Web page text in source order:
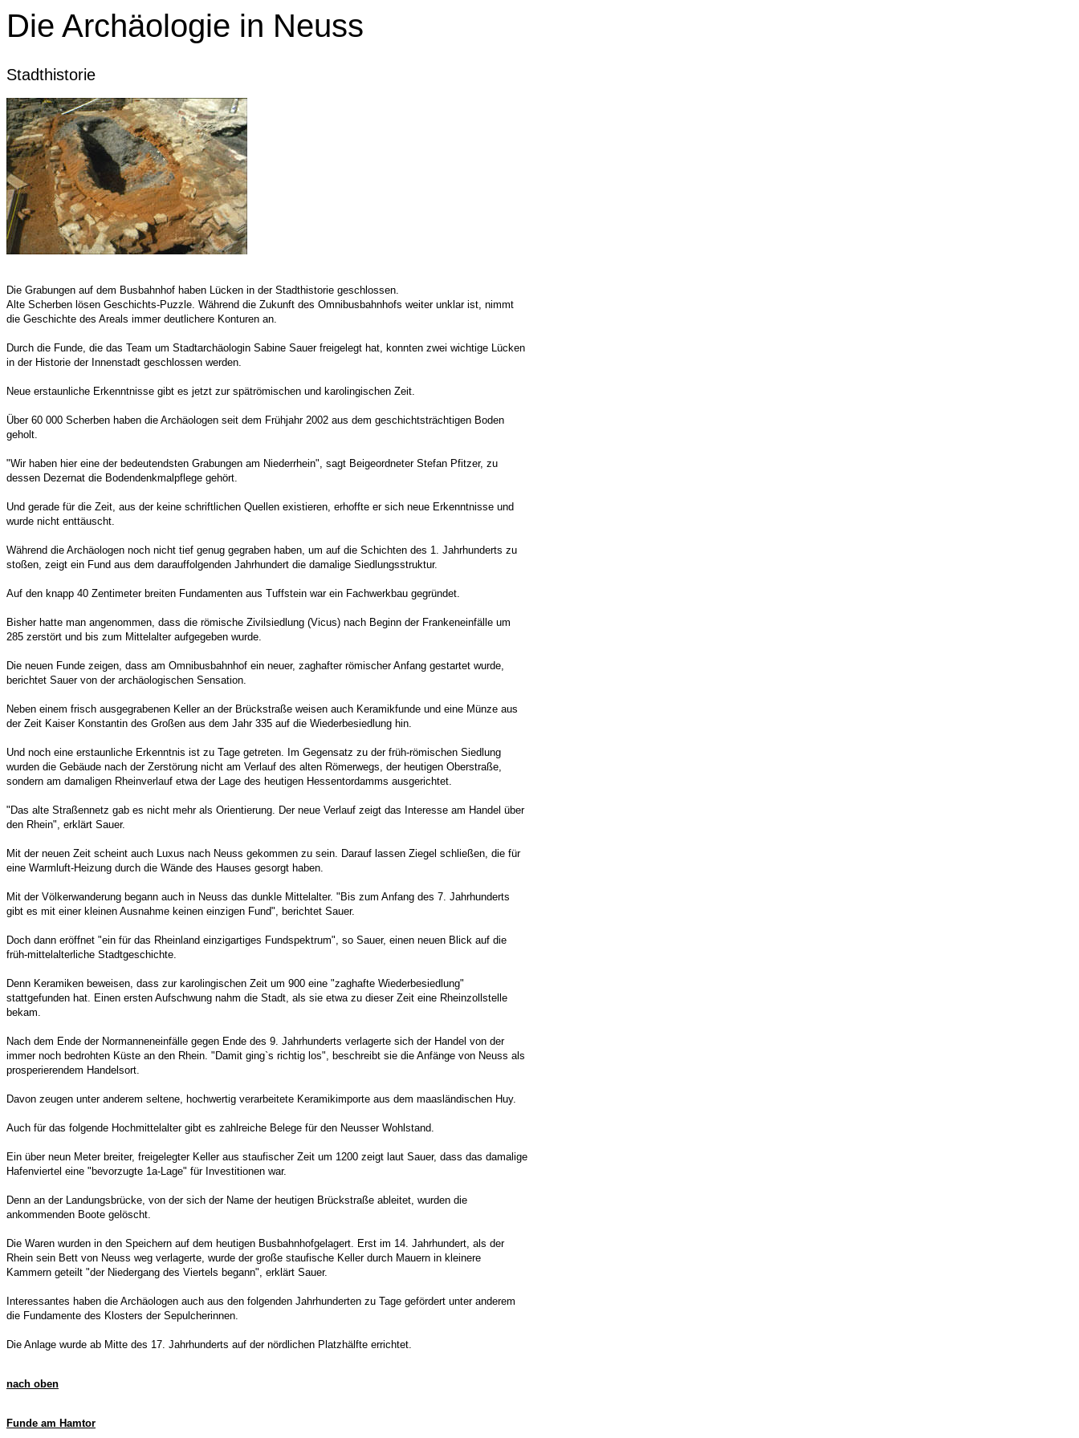
Die Archäologie in Neuss
Stadthistorie
Die Grabungen auf dem Busbahnhof haben Lücken in der Stadthistorie geschlossen.
Alte Scherben lösen Geschichts-Puzzle. Während die Zukunft des Omnibusbahnhofs weiter unklar ist, nimmt
die Geschichte des Areals immer deutlichere Konturen an.
Durch die Funde, die das Team um Stadtarchäologin Sabine Sauer freigelegt hat, konnten zwei wichtige Lücken
in der Historie der Innenstadt geschlossen werden.
Neue erstaunliche Erkenntnisse gibt es jetzt zur spätrömischen und karolingischen Zeit.
Über 60 000 Scherben haben die Archäologen seit dem Frühjahr 2002 aus dem geschichtsträchtigen Boden
geholt.
"Wir haben hier eine der bedeutendsten Grabungen am Niederrhein", sagt Beigeordneter Stefan Pfitzer, zu
dessen Dezernat die Bodendenkmalpflege gehört.
Und gerade für die Zeit, aus der keine schriftlichen Quellen existieren, erhoffte er sich neue Erkenntnisse und
wurde nicht enttäuscht.
Während die Archäologen noch nicht tief genug gegraben haben, um auf die Schichten des 1. Jahrhunderts zu
stoßen, zeigt ein Fund aus dem darauffolgenden Jahrhundert die damalige Siedlungsstruktur.
Auf den knapp 40 Zentimeter breiten Fundamenten aus Tuffstein war ein Fachwerkbau gegründet.
Bisher hatte man angenommen, dass die römische Zivilsiedlung (Vicus) nach Beginn der Frankeneinfälle um
285 zerstört und bis zum Mittelalter aufgegeben wurde.
Die neuen Funde zeigen, dass am Omnibusbahnhof ein neuer, zaghafter römischer Anfang gestartet wurde,
berichtet Sauer von der archäologischen Sensation.
Neben einem frisch ausgegrabenen Keller an der Brückstraße weisen auch Keramikfunde und eine Münze aus
der Zeit Kaiser Konstantin des Großen aus dem Jahr 335 auf die Wiederbesiedlung hin.
Und noch eine erstaunliche Erkenntnis ist zu Tage getreten. Im Gegensatz zu der früh-römischen Siedlung
wurden die Gebäude nach der Zerstörung nicht am Verlauf des alten Römerwegs, der heutigen Oberstraße,
sondern am damaligen Rheinverlauf etwa der Lage des heutigen Hessentordamms ausgerichtet.
"Das alte Straßennetz gab es nicht mehr als Orientierung. Der neue Verlauf zeigt das Interesse am Handel über
den Rhein", erklärt Sauer.
Mit der neuen Zeit scheint auch Luxus nach Neuss gekommen zu sein. Darauf lassen Ziegel schließen, die für
eine Warmluft-Heizung durch die Wände des Hauses gesorgt haben.
Mit der Völkerwanderung begann auch in Neuss das dunkle Mittelalter. "Bis zum Anfang des 7. Jahrhunderts
gibt es mit einer kleinen Ausnahme keinen einzigen Fund", berichtet Sauer.
Doch dann eröffnet "ein für das Rheinland einzigartiges Fundspektrum", so Sauer, einen neuen Blick auf die
früh-mittelalterliche Stadtgeschichte.
Denn Keramiken beweisen, dass zur karolingischen Zeit um 900 eine "zaghafte Wiederbesiedlung"
stattgefunden hat. Einen ersten Aufschwung nahm die Stadt, als sie etwa zu dieser Zeit eine Rheinzollstelle
bekam.
Nach dem Ende der Normanneneinfälle gegen Ende des 9. Jahrhunderts verlagerte sich der Handel von der
immer noch bedrohten Küste an den Rhein. "Damit ging`s richtig los", beschreibt sie die Anfänge von Neuss als
prosperierendem Handelsort.
Davon zeugen unter anderem seltene, hochwertig verarbeitete Keramikimporte aus dem maasländischen Huy.
Auch für das folgende Hochmittelalter gibt es zahlreiche Belege für den Neusser Wohlstand.
Ein über neun Meter breiter, freigelegter Keller aus staufischer Zeit um 1200 zeigt laut Sauer, dass das damalige
Hafenviertel eine "bevorzugte 1a-Lage" für Investitionen war.
Denn an der Landungsbrücke, von der sich der Name der heutigen Brückstraße ableitet, wurden die
ankommenden Boote gelöscht.
Die Waren wurden in den Speichern auf dem heutigen Busbahnhofgelagert. Erst im 14. Jahrhundert, als der
Rhein sein Bett von Neuss weg verlagerte, wurde der große staufische Keller durch Mauern in kleinere
Kammern geteilt "der Niedergang des Viertels begann", erklärt Sauer.
Interessantes haben die Archäologen auch aus den folgenden Jahrhunderten zu Tage gefördert unter anderem
die Fundamente des Klosters der Sepulcherinnen.
Die Anlage wurde ab Mitte des 17. Jahrhunderts auf der nördlichen Platzhälfte errichtet.
nach oben
Funde am Hamtor